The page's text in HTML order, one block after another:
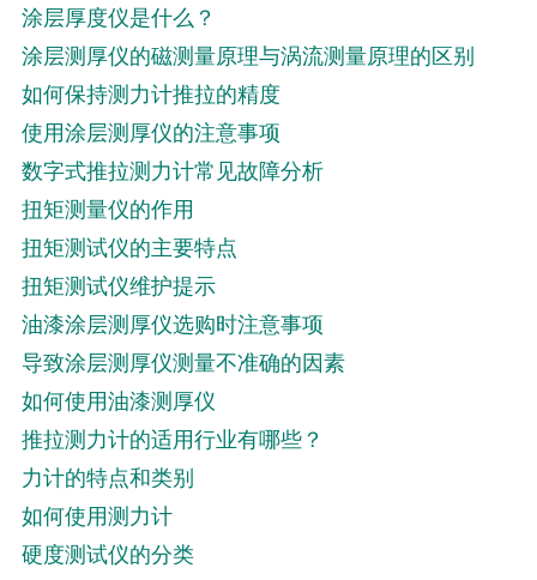
涂层厚度仪是什么？
涂层测厚仪的磁测量原理与涡流测量原理的区别
如何保持测力计推拉的精度
使用涂层测厚仪的注意事项
数字式推拉测力计常见故障分析
扭矩测量仪的作用
扭矩测试仪的主要特点
扭矩测试仪维护提示
油漆涂层测厚仪选购时注意事项
导致涂层测厚仪测量不准确的因素
如何使用油漆测厚仪
推拉测力计的适用行业有哪些？
力计的特点和类别
如何使用测力计
硬度测试仪的分类